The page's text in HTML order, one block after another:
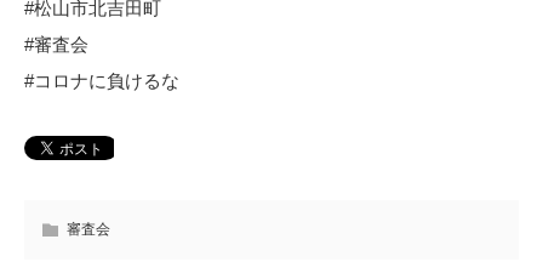
#松山市北吉田町
#審査会
#コロナに負けるな
審査会